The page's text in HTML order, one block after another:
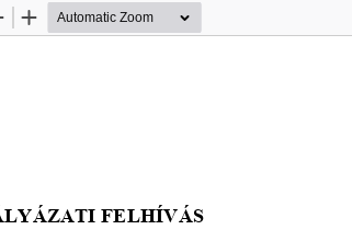
Zoom
Zoom
FELHÍVÁS